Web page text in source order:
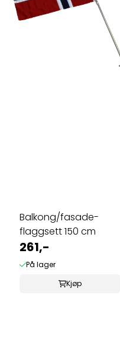
Balkong/fasade-
flaggsett 150 cm
261,-
På lager
Kjøp